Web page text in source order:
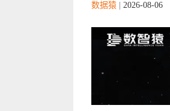
数据猿 2026-08-06